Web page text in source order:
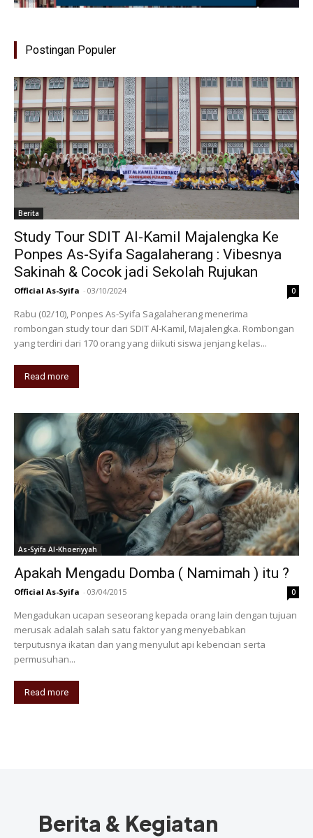
Postingan Populer
Berita
Study Tour SDIT Al-Kamil Majalengka Ke
Ponpes As-Syifa Sagalaherang : Vibesnya
Sakinah & Cocok jadi Sekolah Rujukan
Official As-Syifa - 03/10/2024 0
Rabu (02/10), Ponpes As-Syifa Sagalaherang menerima
rombongan study tour dari SDIT Al-Kamil, Majalengka. Rombongan
yang terdiri dari 170 orang yang diikuti siswa jenjang kelas...
Read more
As-Syifa Al-Khoeriyyah
Apakah Mengadu Domba ( Namimah ) itu ?
Official As-Syifa - 03/04/2015 0
Mengadukan ucapan seseorang kepada orang lain dengan tujuan
merusak adalah salah satu faktor yang menyebabkan
terputusnya ikatan dan yang menyulut api kebencian serta
permusuhan...
Read more
Berita & Kegiatan